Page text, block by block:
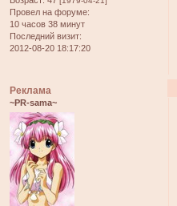
Провел на форуме:
10 часов 38 минут
Последний визит:
2012-08-20 18:17:20
Реклама
~PR-sama~